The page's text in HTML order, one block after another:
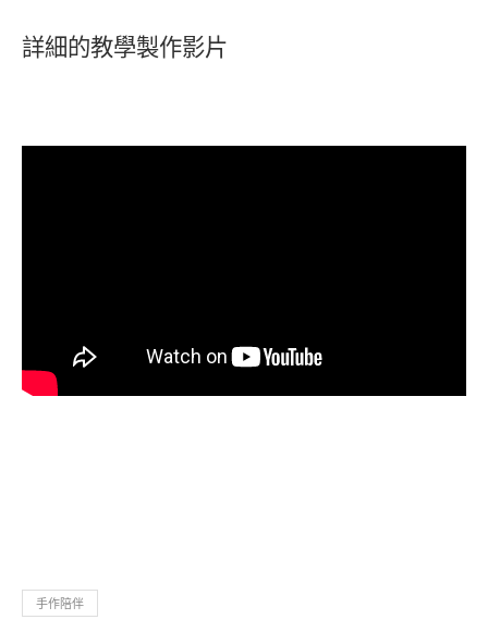
詳細的教學製作影片
手作陪伴